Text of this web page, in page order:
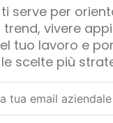
serve per
vivere
tuo lavoro e
scelte più